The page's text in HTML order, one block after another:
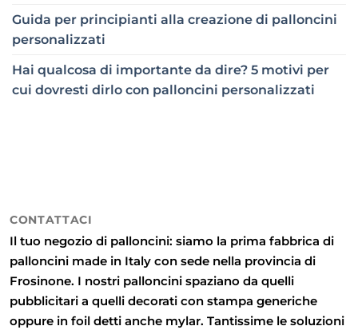
Guida per principianti alla creazione di palloncini
personalizzati
Hai qualcosa di importante da dire? 5 motivi per
cui dovresti dirlo con palloncini personalizzati
CONTATTACI
Il tuo negozio di palloncini: siamo la prima fabbrica di
palloncini made in Italy con sede nella provincia di
Frosinone. I nostri palloncini spaziano da quelli
pubblicitari a quelli decorati con stampa generiche
oppure in foil detti anche mylar. Tantissime le soluzioni